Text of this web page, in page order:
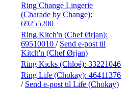
Ring Change Lingerie
(Charade by Change):
69255200
Ring Kitch'n (Chef Ørjan):
69510010 / Send e-post til
Kitch'n (Chef Ørjan)
Ring Kicks (Chloé): 33221046
Ring Life (Chokay): 46411376
/ Send e-post til Life (Chokay)